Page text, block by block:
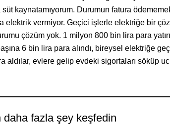
kaynatamıyorum. Durumun fatura
elektrik vermiyor. Geçici işlerle elektriğe bir
çözüm yok. 1 milyon 800 bin lira para
6 bin lira para alındı, bireysel elektriğe
aldılar, evlere gelip evdeki sigortaları söküp
fazla şey keşfedin